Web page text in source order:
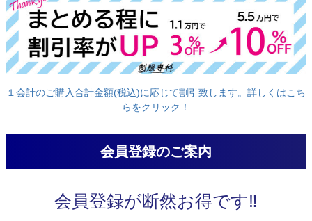
１会計のご購入合計金額(税込)に応じて割引致します。詳しくはこち
らをクリック！
会員登録のご案内
会員登録が断然お得です‼